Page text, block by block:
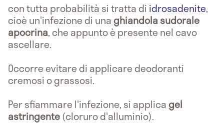
con tutta probabilità si tratta di idrosadenite,
cioè un'infezione di unaghiandola sudorale
apocrina, che appunto è presente nel cavo
ascellare.
Occorre evitare di applicare deodoranti
cremosi o grassosi.
Per sfiammare l'infezione, si applicagel
astringente (cloruro d'alluminio).